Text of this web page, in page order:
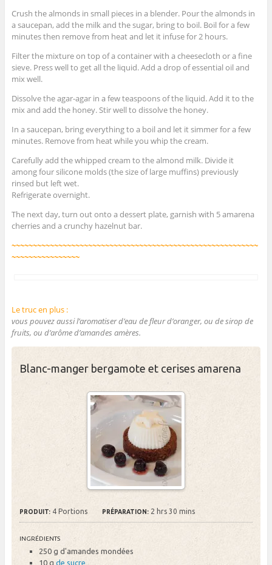
Crush the almonds in small pieces in a blender. Pour the almonds in
a saucepan, add the milk and the sugar, bring to boil. Boil for a few
minutes then remove from heat and let it infuse for 2 hours.
Filter the mixture on top of a container with a cheesecloth or a fine
sieve. Press well to get all the liquid. Add a drop of essential oil and
mix well.
Dissolve the agar-agar in a few teaspoons of the liquid. Add it to the
mix and add the honey. Stir well to dissolve the honey.
In a saucepan, bring everything to a boil and let it simmer for a few
minutes. Remove from heat while you whip the cream.
Carefully add the whipped cream to the almond milk. Divide it
among four silicone molds (the size of large muffins) previously
rinsed but left wet.
Refrigerate overnight.
The next day, turn out onto a dessert plate, garnish with 5 amarena
cherries and a crunchy hazelnut bar.
~~~~~~~~~~~~~~~~~~~~~~~~~~~~~~~~~~~~~~~~~~~~~~~~~~~~~~~~~~
~~~~~~~~~~~~~~~~
Le truc en plus :
vous pouvez aussi l’aromatiser d’eau de fleur d’oranger, ou de sirop de
fruits, ou d’arôme d’amandes amères.
Blanc-manger bergamote et cerises amarena
PRODUIT: 4 Portions PRÉPARATION: 2 hrs 30 mins
INGRÉDIENTS
250 g d'amandes mondées
10 g de sucre